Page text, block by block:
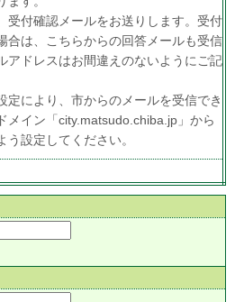
受付確認メールをお送りします。受付
合は、こちらからの回答メールも受信
アドレスはお間違えのないようにご記
定により、市からのメールを受信でき
メイン「city.matsudo.chiba.jp」から
設定してください。